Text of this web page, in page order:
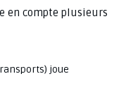
en compte plusieurs
joue